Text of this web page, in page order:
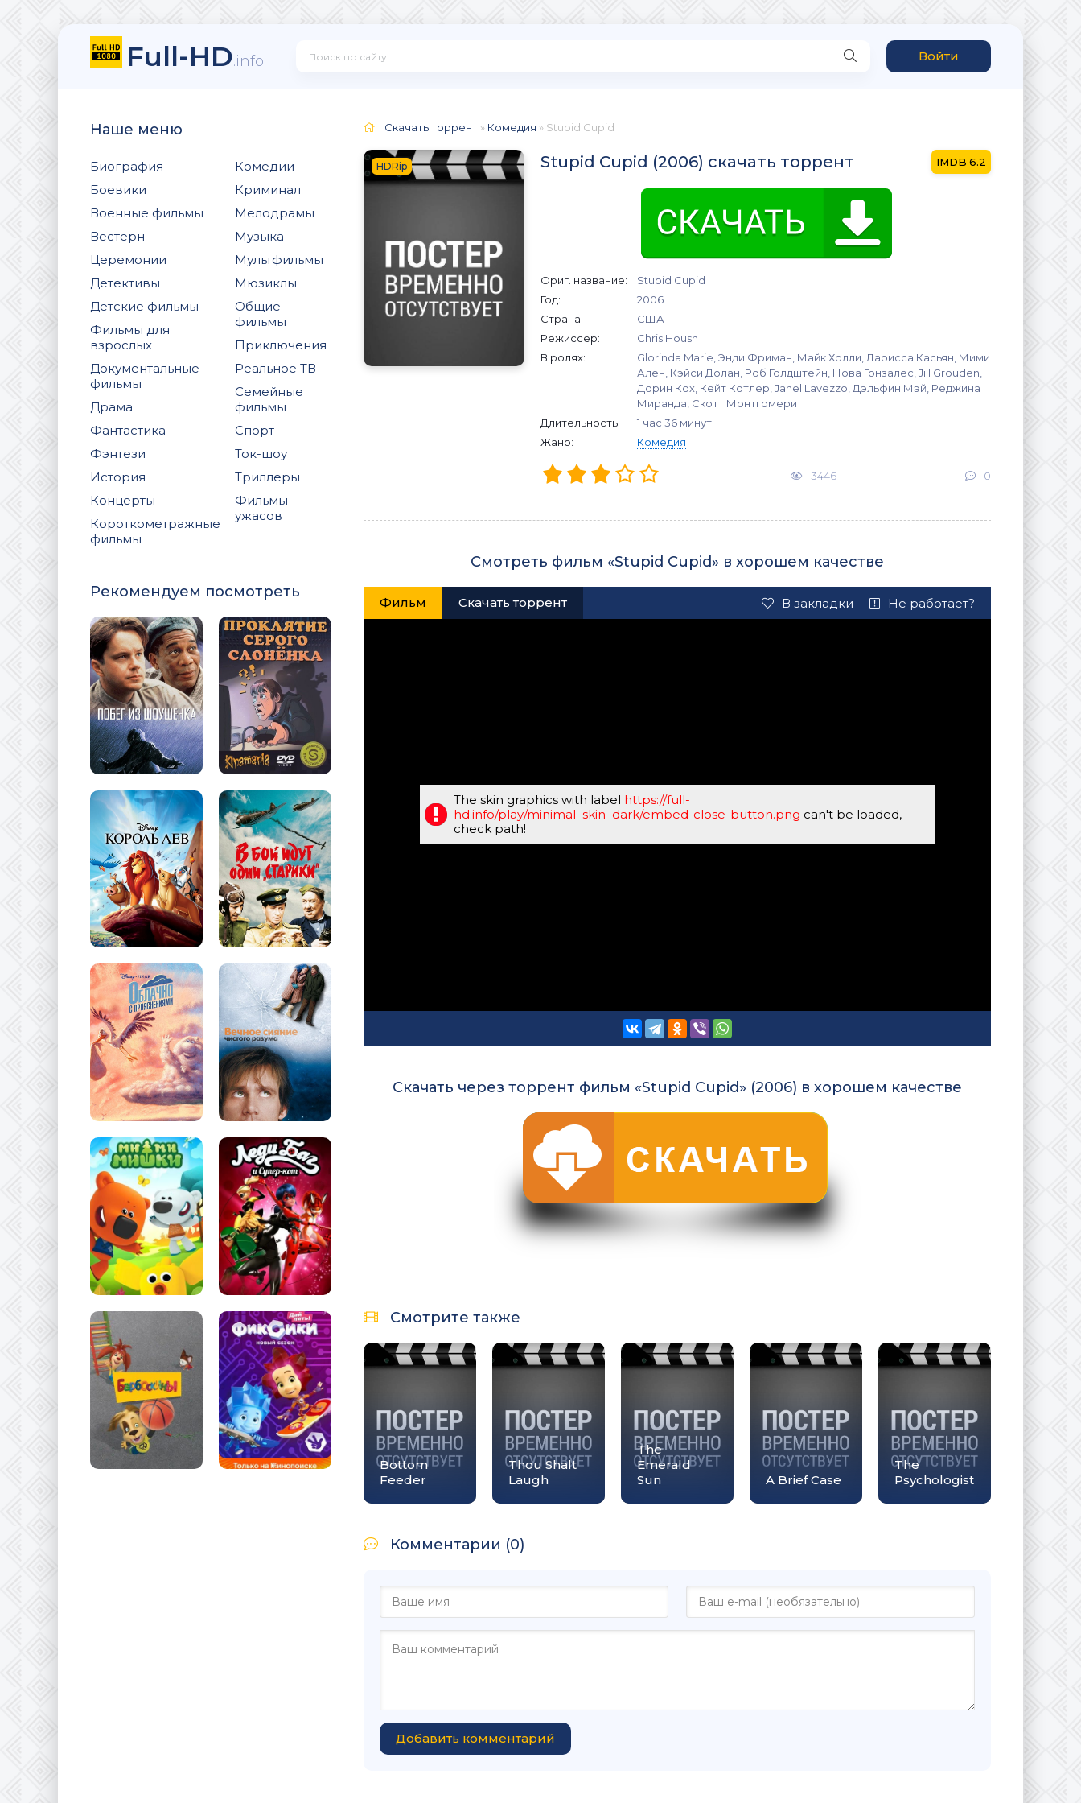
Full-HD.info Войти
Наше меню
Биография
Боевики
Военные фильмы
Вестерн
Церемонии
Детективы
Детские фильмы
Фильмы для
взрослых
Документальные
фильмы
Драма
Фантастика
Фэнтези
История
Концерты
Короткометражные
фильмы
Комедии
Криминал
Мелодрамы
Музыка
Мультфильмы
Мюзиклы
Общие
фильмы
Приключения
Реальное ТВ
Семейные
фильмы
Спорт
Ток-шоу
Триллеры
Фильмы
ужасов
Рекомендуем посмотреть
Скачать торрент » Комедия » Stupid Cupid
HDRip Stupid Cupid (2006) скачать торрент 6.2
Ориг. название:
Stupid Cupid
Год:
2006
Страна:
США
Режиссер:
Chris Housh
В ролях:
Glorinda Marie, Энди Фриман, Майк Холли, Ларисса Касьян, Мими
Ален, Кэйси Долан, Роб Голдштейн, Нова Гонзалес, Jill Grouden,
Дорин Кох, Кейт Котлер, Janel Lavezzo, Дэльфин Мэй, Реджина
Миранда, Скотт Монтгомери
Длительность:
1 час 36 минут
Жанр:
Комедия
3446 0
Смотреть фильм «Stupid Cupid» в хорошем качестве
Фильм Скачать торрент В закладки Не работает?
The skin graphics with label https://full-
hd.info/play/minimal_skin_dark/embed-close-button.png can't be loaded,
check path!
Скачать через торрент фильм «Stupid Cupid» (2006) в хорошем качестве
Смотрите также
Bottom
Feeder
Thou Shalt
Laugh
The
Emerald
Sun
A Brief Case
The
Psychologist
Комментарии (0)
Добавить комментарий